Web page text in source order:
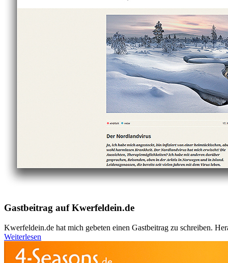
Gastbeitrag auf Kwerfeldein.de
Kwerfeldein.de hat mich gebeten einen Gastbeitrag zu schreiben.
Weiterlesen